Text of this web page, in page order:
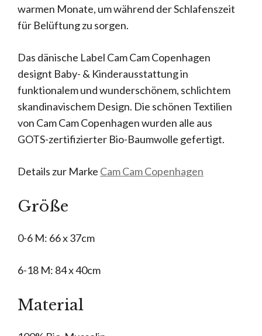
warmen Monate, um während der Schlafenszeit
für Belüftung zu sorgen.
Das dänische Label Cam Cam Copenhagen
designt Baby- & Kinderausstattung in
funktionalem und wunderschönem, schlichtem
skandinavischem Design. Die schönen Textilien
von Cam Cam Copenhagen wurden alle aus
GOTS-zertifizierter Bio-Baumwolle gefertigt.
Details zur Marke Cam Cam Copenhagen
Größe
0-6 M: 66 x 37cm
6-18 M: 84 x 40cm
Material